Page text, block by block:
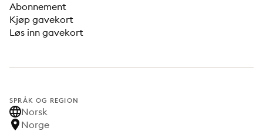
Abonnement
Kjøp gavekort
Løs inn gavekort
SPRÅK OG REGION
Norsk
Norge